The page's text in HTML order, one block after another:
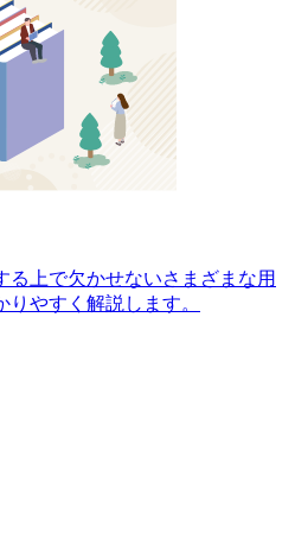
る上で欠かせないさまざまな用
やすく解説します。